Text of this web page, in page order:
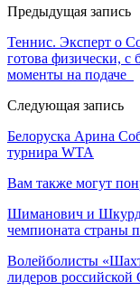
Предыдущая запись
Теннис. Эксперт о
готова физически,
моменты на подаче
Следующая запись
Белоруска Арина
турнира WTA
Вам также могут
Шиманович и
чемпионата страны
Волейболисты
лидеров российской